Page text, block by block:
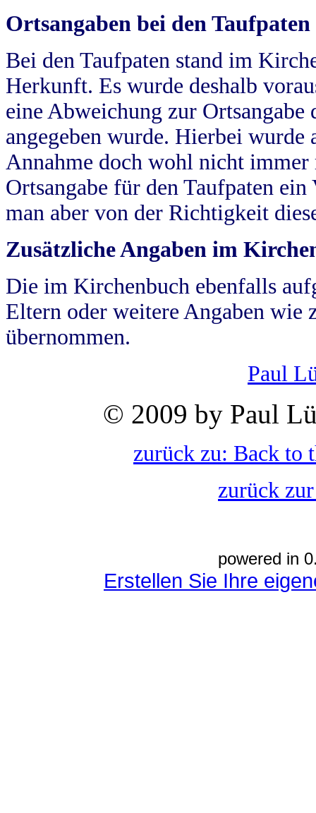
Ortsangaben bei den Taufpaten
Bei den Taufpaten stand im
Herkunft. Es wurde deshalb
eine Abweichung zur
angegeben wurde. Hierbei wurde
Annahme doch wohl nicht
Ortsangabe für den Taufpaten
man aber von der Richtigkeit
Zusätzliche Angaben im
Die im Kirchenbuch ebenfalls
Eltern oder weitere Angaben wie
übernommen.
Paul
© 2009 by Paul
zurück zu: Back to
zurück
powered in
Erstellen Sie Ihre